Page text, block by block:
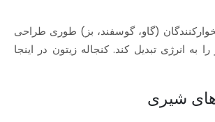
(گاو، گوسفند، بز) طوری طراحی
به انرژی تبدیل کند. کنجاله زیتون در اینجا